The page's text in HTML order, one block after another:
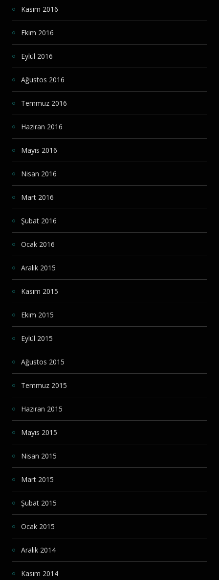
Kasım 2016
Ekim 2016
Eylül 2016
Ağustos 2016
Temmuz 2016
Haziran 2016
Mayıs 2016
Nisan 2016
Mart 2016
Şubat 2016
Ocak 2016
Aralık 2015
Kasım 2015
Ekim 2015
Eylül 2015
Ağustos 2015
Temmuz 2015
Haziran 2015
Mayıs 2015
Nisan 2015
Mart 2015
Şubat 2015
Ocak 2015
Aralık 2014
Kasım 2014